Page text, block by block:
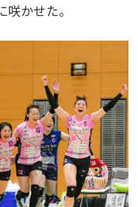
かせた。